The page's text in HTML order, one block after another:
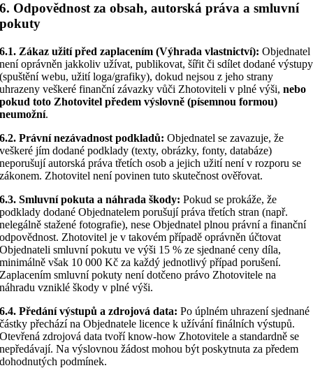
6. Odpovědnost za obsah, autorská práva a smluvní
pokuty
6.1. Zákaz užití před zaplacením (Výhrada vlastnictví): Objednatel
není oprávněn jakkoliv užívat, publikovat, šířit či sdílet dodané výstupy
(spuštění webu, užití loga/grafiky), dokud nejsou z jeho strany
uhrazeny veškeré finanční závazky vůči Zhotoviteli v plné výši,nebo
pokud toto Zhotovitel předem výslovně (písemnou formou)
neumožní.
6.2. Právní nezávadnost podkladů: Objednatel se zavazuje, že
veškeré jím dodané podklady (texty, obrázky, fonty, databáze)
neporušují autorská práva třetích osob a jejich užití není v rozporu se
zákonem. Zhotovitel není povinen tuto skutečnost ověřovat.
6.3. Smluvní pokuta a náhrada škody: Pokud se prokáže, že
podklady dodané Objednatelem porušují práva třetích stran (např.
nelegálně stažené fotografie), nese Objednatel plnou právní a finanční
odpovědnost. Zhotovitel je v takovém případě oprávněn účtovat
Objednateli smluvní pokutu ve výši 15 % ze sjednané ceny díla,
minimálně však 10 000 Kč za každý jednotlivý případ porušení.
Zaplacením smluvní pokuty není dotčeno právo Zhotovitele na
náhradu vzniklé škody v plné výši.
6.4. Předání výstupů a zdrojová data: Po úplném uhrazení sjednané
částky přechází na Objednatele licence k užívání finálních výstupů.
Otevřená zdrojová data tvoří know-how Zhotovitele a standardně se
nepředávají. Na výslovnou žádost mohou být poskytnuta za předem
dohodnutých podmínek.